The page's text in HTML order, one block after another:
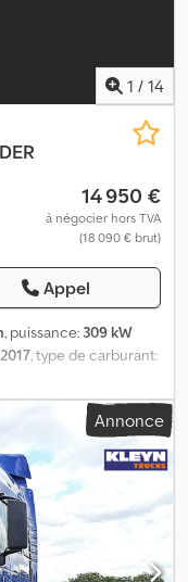
1 / 14
14 950 €
à négocier hors TVA
(18 090 € brut)
Appel
, puissance: 309 kW
, type de carburant:
diesel, freins:
cabine courte,
vitesses:
, classe
totale: 5 850 mm,
610 mm, Année de
chauffage de
retardeur,
des vitres,
Annonce